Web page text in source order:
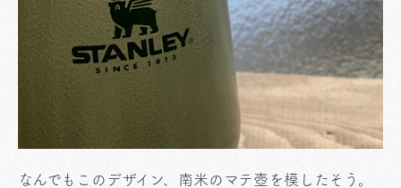
なんでもこのデザイン、南米のマテ壺を模したそう。